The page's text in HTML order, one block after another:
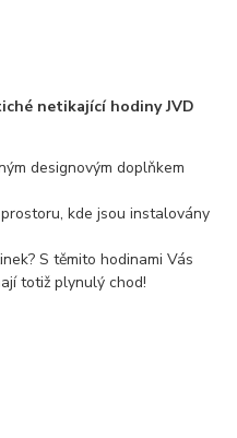
netikající hodiny JVD
designovým doplňkem
kde jsou instalovány
S těmito hodinami Vás
totiž plynulý chod!